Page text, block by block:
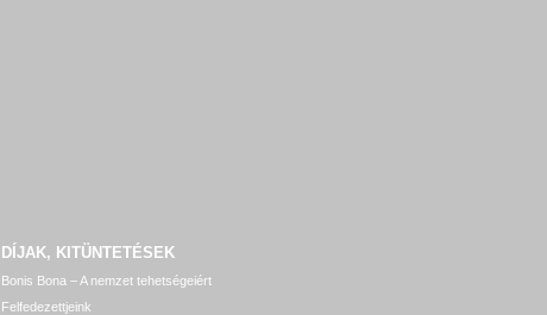
DÍJAK, KITÜNTETÉSEK
Bonis Bona – A nemzet tehetségeiért
Felfedezettjeink